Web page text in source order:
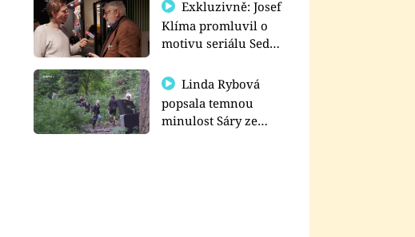
Exkluzivně: Josef
Klíma promluvil o
motivu seriálu Sedm
Linda Rybová
popsala temnou
minulost Sáry ze